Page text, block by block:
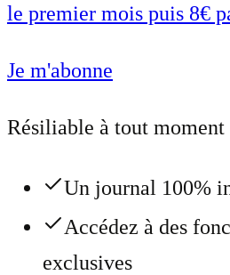
le premier mois puis 8€
Je m'abonne
Résiliable à tout moment
Un journal 100%
Accédez à des
exclusives